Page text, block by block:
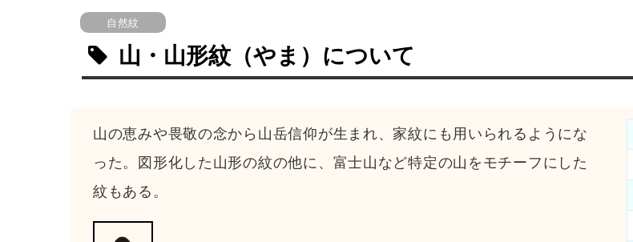
山・山形紋 （やま） について
自然紋
山の恵みや畏敬の念から山岳信仰が生まれ、家紋にも用いられるようにな
った。図形化した山形の紋の他に、富士山など特定の山をモチーフにした
紋もある。